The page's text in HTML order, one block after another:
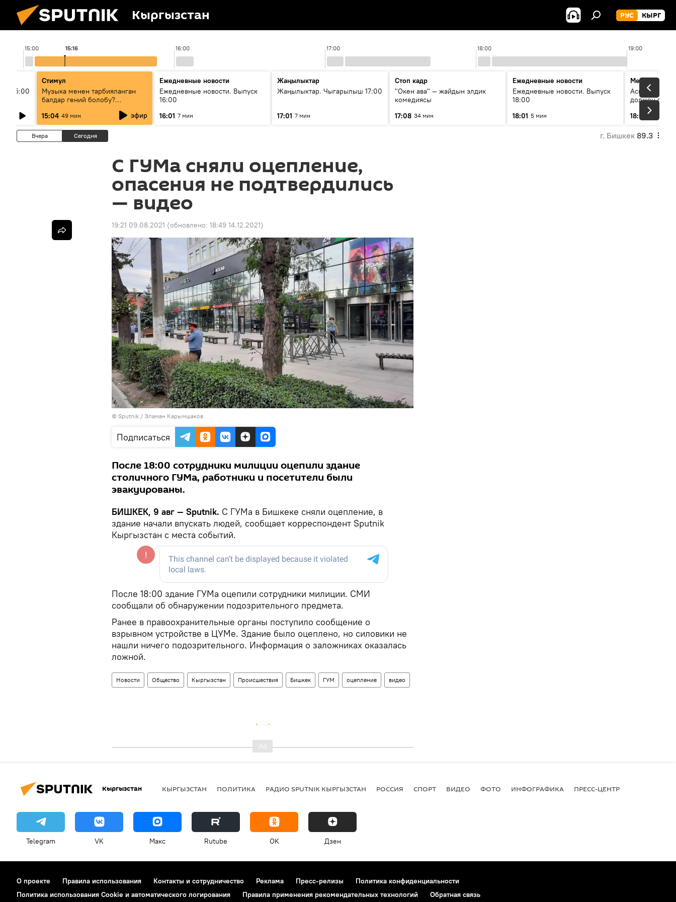
Кыргызстан РУС КЫРГ
15:00 16:00 17:00 18:00 19:00
15:16
15:00
Стимул
Музыка менен тарбияланган
балдар гений болобу?
Кыргыздын жашоосунда
музыканын орду
15:04 49 мин эфир
Ежедневные новости
Ежедневные новости. Выпуск
16:00
16:01 7 мин
Жаңылыктар
Жаңылыктар. Чыгарылыш 17:00
17:01 7 мин
Стоп кадр
"Окен ава" — жайдын элдик
комедиясы
17:08 34 мин
Ежедневные новости
Ежедневные новости. Выпуск
18:00
18:01 5 мин
Меняющие
Аскар
должен
18:06
Вчера Сегодня г. Бишкек 89.3
С ГУМа сняли оцепление,
опасения не подтвердились
— видео
19:21 09.08.2021 (обновлено: 18:49 14.12.2021)
© Sputnik / Эламан Карымшаков
Подписаться
После 18:00 сотрудники милиции оцепили здание
столичного ГУМа, работники и посетители были
эвакуированы.
БИШКЕК, 9 авг — Sputnik. С ГУМа в Бишкеке сняли оцепление, в
здание начали впускать людей, сообщает корреспондент Sputnik
Кыргызстан с места событий.
После 18:00 здание ГУМа оцепили сотрудники милиции. СМИ
сообщали об обнаружении подозрительного предмета.
Ранее в правоохранительные органы поступило сообщение о
взрывном устройстве в ЦУМе. Здание было оцеплено, но силовики не
нашли ничего подозрительного. Информация о заложниках оказалась
ложной.
Новости Общество Кыргызстан Происшествия Бишкек ГУМ оцепление видео
Кыргызстан КЫРГЫЗСТАН ПОЛИТИКА РАДИО SPUTNIK КЫРГЫЗСТАН РОССИЯ СПОРТ ВИДЕО ФОТО ИНФОГРАФИКА ПРЕСС-ЦЕНТР
Telegram VK Макс Rutube OK Дзен
О проекте Правила использования Контакты и сотрудничество Реклама Пресс-релизы
Политика конфиденциальности
Политика использования Cookie и автоматического логирования
Правила применения рекомендательных технологий Обратная связь